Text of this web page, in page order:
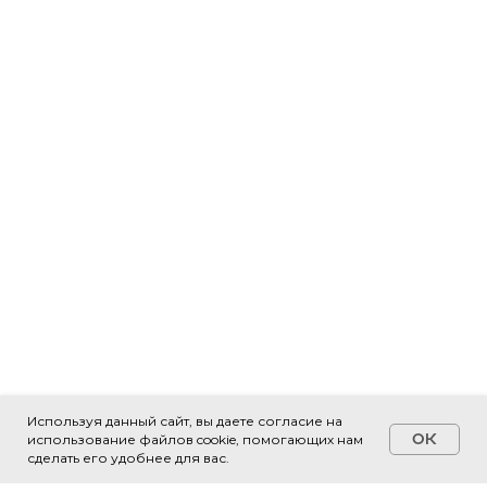
Используя данный сайт, вы даете согласие на
использование файлов cookie, помогающих нам
сделать его удобнее для вас.
OK
Свяжитесь с нами!